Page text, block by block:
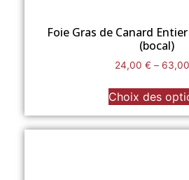
Foie Gras de Canard
(bocal)
24,00 € – 63,00
Choix des